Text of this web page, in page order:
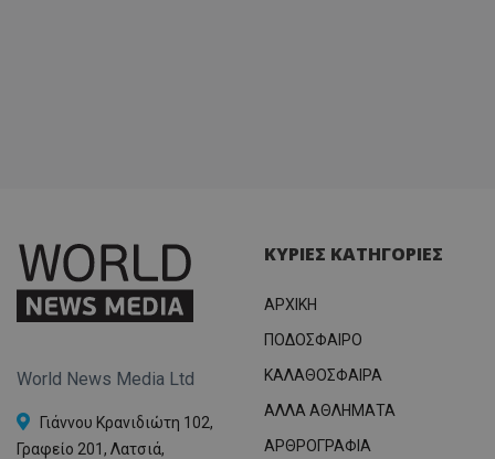
World News Media Ltd
Γιάννου Κρανιδιώτη 102,
Γραφείο 201, Λατσιά,
ΚΥΡΙΕΣ ΚΑΤΗΓΟΡΙΕΣ
ΑΡΧΙΚΗ
ΠΟΔΟΣΦΑΙΡΟ
ΚΑΛΑΘΟΣΦΑΙΡΑ
ΑΛΛΑ ΑΘΛΗΜΑΤΑ
ΑΡΘΡΟΓΡΑΦΙΑ